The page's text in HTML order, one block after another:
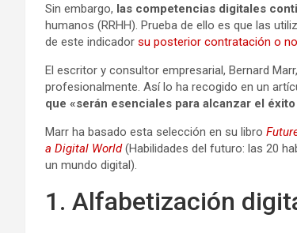
Sin embargo, las competencias digitales
humanos (RRHH). Prueba de ello es que las
de este indicador su posterior contratación o no
El escritor y consultor empresarial, Bernard
profesionalmente. Así lo ha recogido en un
que «serán esenciales para alcanzar el
Marr ha basado esta selección en su libro
a Digital World(Habilidades del futuro: las 20
un mundo digital).
1. Alfabetización